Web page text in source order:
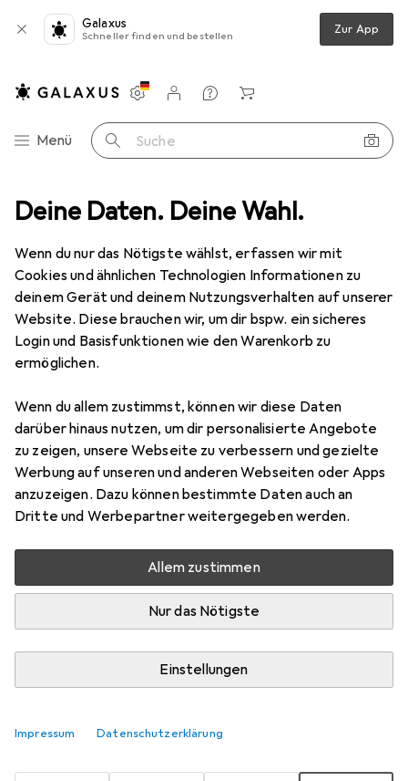
Deine Daten. Deine Wahl.
Wenn du nur das Nötigste wählst, erfassen wir mit
Cookies und ähnlichen Technologien Informationen zu
deinem Gerät und deinem Nutzungsverhalten auf unserer
Website. Diese brauchen wir, um dir bspw. ein sicheres
Login und Basisfunktionen wie den Warenkorb zu
ermöglichen.
Wenn du allem zustimmst, können wir diese Daten
darüber hinaus nutzen, um dir personalisierte Angebote
zu zeigen, unsere Webseite zu verbessern und gezielte
Werbung auf unseren und anderen Webseiten oder Apps
anzuzeigen. Dazu können bestimmte Daten auch an
Dritte und Werbepartner weitergegeben werden.
Allem zustimmen
Nur das Nötigste
Einstellungen
Impressum Datenschutzerklärung
Galaxus
Schneller finden und bestellen Zur App
Navigation nach Kategorien
Menü Suche
Einstellungen
Kundenkonto
Vergleichslisten
Merklisten
Warenkorb
+ Reinigungsutensilien Entkalker Krups Entkalkungsset
20 Bilder
MENGENRABATT
Krups Entkalkungsset
Preis in EUR inkl. MwSt.
EUR
6,44
Schneller lieferbar
Angebot fürEUR
17,33
88
Zwischen Mi, 9.9. und Mi, 16.9. geliefert